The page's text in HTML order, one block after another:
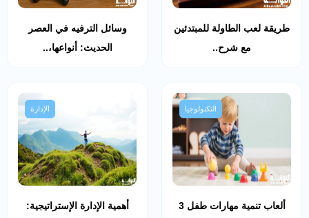
طريقة لعب الطاولة للمبتدئين
مع شرح..
وسائل الترفيه في العصر
الحديث: أنواعها،..
التكنولوجيا
ألعاب تنمية مهارات طفل 3
الإدارة
أهمية الإدارة الإستراتيجية: